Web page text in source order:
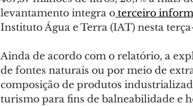
levantamento integra o terceiro
Instituto Água e Terra (IAT) nesta
Ainda de acordo com o relatório, a
de fontes naturais ou por meio de
composição de produtos
turismo para fins de balneabilidade e